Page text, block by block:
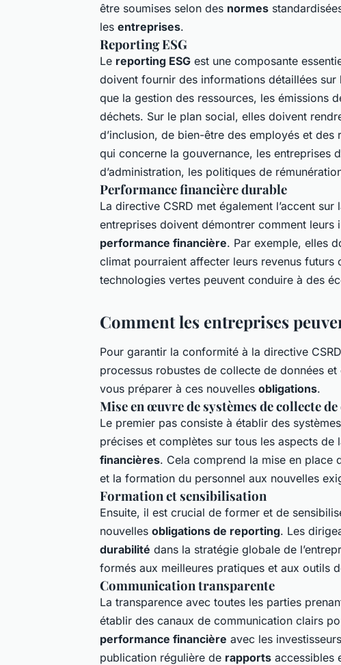
être soumises selon des normes
les entreprises.
Reporting ESG
Le reporting ESG est une composante
doivent fournir des informations détaillées sur
que la gestion des ressources, les émissions
déchets. Sur le plan social, elles doivent
d’inclusion, de bien-être des employés et
qui concerne la gouvernance, les entreprises
d’administration, les politiques de
Performance financière durable
La directive CSRD met également l’accent sur
entreprises doivent démontrer comment leurs
performance financière. Par exemple, elles
climat pourraient affecter leurs revenus futurs
technologies vertes peuvent conduire à des
Comment les entreprises
Pour garantir la conformité à la directive
processus robustes de collecte de données et
vous préparer à ces nouvelles obligations.
Mise en œuvre de systèmes de collecte de
Le premier pas consiste à établir des
précises et complètes sur tous les aspects de
financières. Cela comprend la mise en place
et la formation du personnel aux nouvelles
Formation et sensibilisation
Ensuite, il est crucial de former et de
nouvelles obligations de reporting. Les
durabilité dans la stratégie globale de
formés aux meilleures pratiques et aux outils
Communication transparente
La transparence avec toutes les parties
établir des canaux de communication clairs
performance financière avec les
publication régulière de rapports accessibles